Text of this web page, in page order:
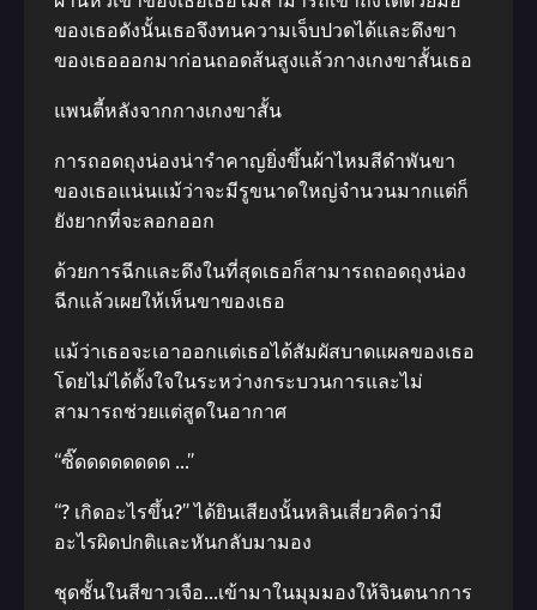
ของเธอดังนั้นเธอจึงทนความเจ็บปวดได้และดึงขา
ของเธอออกมาก่อนถอดส้นสูงแล้วกางเกงขาสั้นเธอ
แพนตี้หลังจากกางเกงขาสั้น
การถอดถุงน่องน่ารำคาญยิ่งขึ้นผ้าไหมสีดำพันขา
ของเธอแน่นแม้ว่าจะมีรูขนาดใหญ่จำนวนมากแต่ก็
ยังยากที่จะลอกออก
ด้วยการฉีกและดึงในที่สุดเธอก็สามารถถอดถุงน่อง
ฉีกแล้วเผยให้เห็นขาของเธอ
แม้ว่าเธอจะเอาออกแต่เธอได้สัมผัสบาดแผลของเธอ
โดยไม่ได้ตั้งใจในระหว่างกระบวนการและไม่
สามารถช่วยแต่สูดในอากาศ
“ซิ๊ดดดดดดดด …”
“? เกิดอะไรขึ้น?” ได้ยินเสียงนั้นหลินเสี่ยวคิดว่ามี
อะไรผิดปกติและหันกลับมามอง
ชุดชั้นในสีขาวเจือ…เข้ามาในมุมมองให้จินตนาการ